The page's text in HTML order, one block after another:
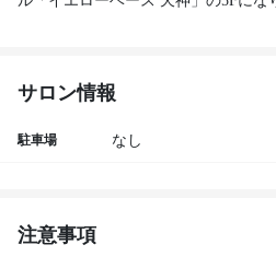
サロン情報
駐車場 なし
注意事項